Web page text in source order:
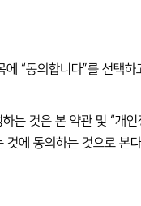
“동의합니다”를 선택
는 것은 본 약관 및 “
것에 동의하는 것으로 본